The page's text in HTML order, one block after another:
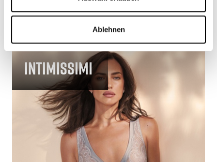
Ablehnen
Intimissimi